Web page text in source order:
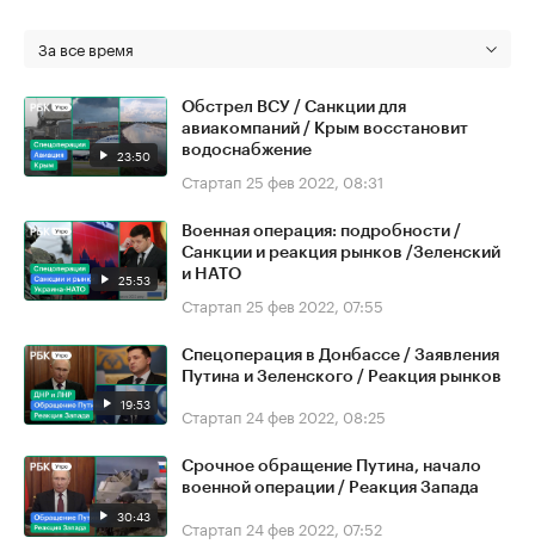
За все время
23:50
Обстрел ВСУ / Санкции для
авиакомпаний / Крым восстановит
водоснабжение
Стартап 25 фев 2022, 08:31
25:53
Военная операция: подробности /
Санкции и реакция рынков /Зеленский
и НАТО
Стартап 25 фев 2022, 07:55
19:53
Спецоперация в Донбассе / Заявления
Путина и Зеленского / Реакция рынков
Стартап 24 фев 2022, 08:25
30:43
Срочное обращение Путина, начало
военной операции / Реакция Запада
Стартап 24 фев 2022, 07:52